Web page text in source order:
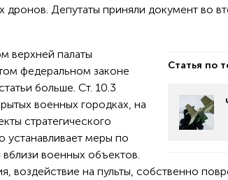
Депутаты приняли документ во
Статья по
верхней палаты
федеральном законе
больше. Ст. 10.3
военных городках, на
стратегического
устанавливает меры по
военных объектов.
воздействие на пульты, собственно